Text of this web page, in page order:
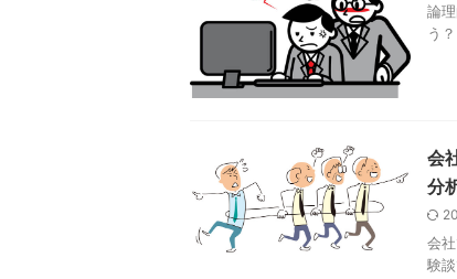
論
う
会
分
会
験